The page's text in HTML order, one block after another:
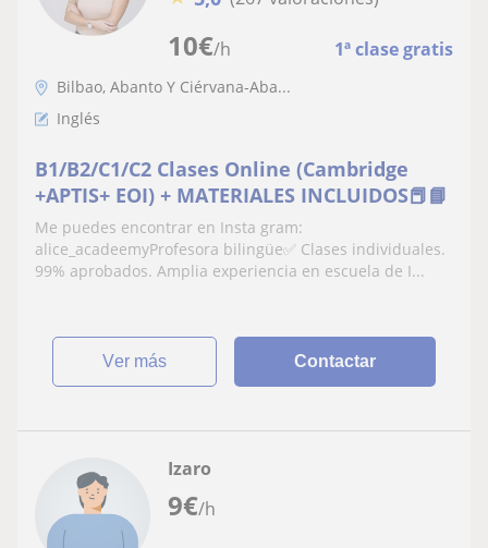
10€/h 1ª clase gratis
Bilbao, Abanto Y Ciérvana-Aba...
Inglés
B1/B2/C1/C2 Clases Online (Cambridge
+APTIS+ EOI) + MATERIALES INCLUIDOS📕📘
Me puedes encontrar en Insta gram:
alice_acadeemyProfesora bilingüe✅ Clases individuales.
99% aprobados. Amplia experiencia en escuela de I...
ver más Contactar
9€/h
Izaro